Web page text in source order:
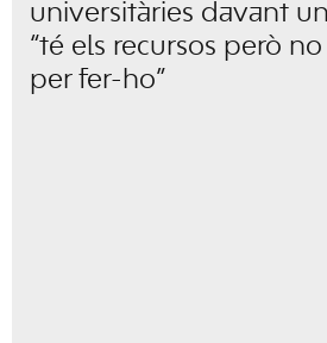
universitàries davant
“té els recursos però
per fer-ho”